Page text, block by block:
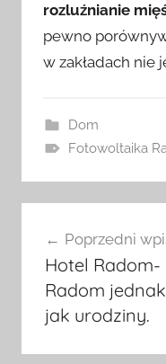
rozluźnianie
pewno
w zakładach nie
Dom
Fotowoltaika
wpisuPoprzedni
Hotel Radom-
Radom
jak urodziny.